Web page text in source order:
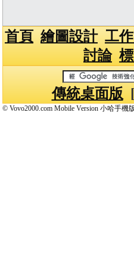
首頁 繪圖設計 工
討論
傳統桌面版 [
© Vovo2000.com Mobile Version 小哈手機